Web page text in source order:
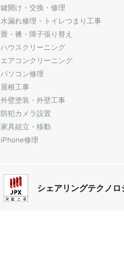
鍵開け・交換・修理
水漏れ修理・トイレつまり工事
畳・襖・障子張り替え
ハウスクリーニング
エアコンクリーニング
パソコン修理
屋根工事
外壁塗装・外壁工事
防犯カメラ設置
家具組立・移動
iPhone修理
シェアリングテクノロ